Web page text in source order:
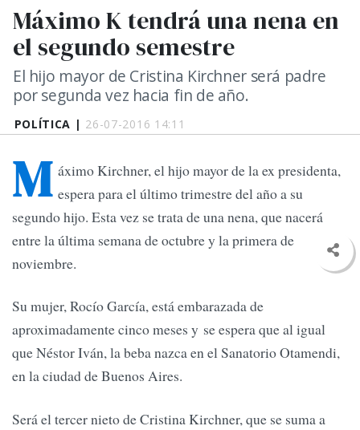
POLÍTICA | 26-07-2016 14:11
Máximo K tendrá una nena en
el segundo semestre
El hijo mayor de Cristina Kirchner será padre
por segunda vez hacia fin de año.
M áximo Kirchner, el hijo mayor de la ex presidenta,
espera para el último trimestre del año a su
segundo hijo. Esta vez se trata de una nena, que nacerá
entre la última semana de octubre y la primera de
noviembre.
Su mujer, Rocío García, está embarazada de
aproximadamente cinco meses y se espera que al igual
que Néstor Iván, la beba nazca en el Sanatorio Otamendi,
en la ciudad de Buenos Aires.
Será el tercer nieto de Cristina Kirchner, que se suma a